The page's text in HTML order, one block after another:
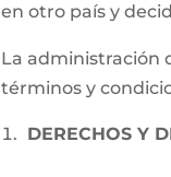
en otro país y
La administración
términos y
DERECHOS Y